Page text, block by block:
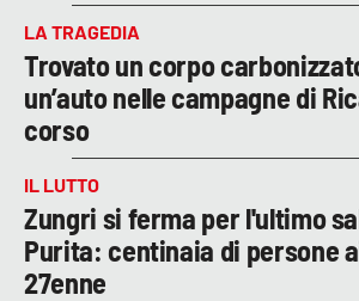
LA TRAGEDIA
Trovato un corpo
un’auto nelle campagne di
corso
IL LUTTO
Zungri si ferma per l'ultimo
Purita: centinaia di persone
27enne